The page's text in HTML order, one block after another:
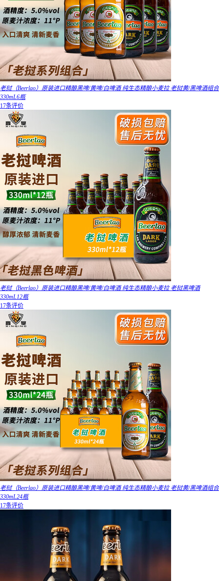
老挝（Beerlao）原装进口精酿黑啤/黄啤/白啤酒 纯生态精酿小麦拉 老挝黄/黑啤酒组合
330mL6瓶
17条评价
老挝（Beerlao）原装进口精酿黑啤/黄啤/白啤酒 纯生态精酿小麦拉 老挝黑啤酒
330mL12瓶
17条评价
老挝（Beerlao）原装进口精酿黑啤/黄啤/白啤酒 纯生态精酿小麦拉 老挝黄/黑啤酒组合
330mL24瓶
17条评价